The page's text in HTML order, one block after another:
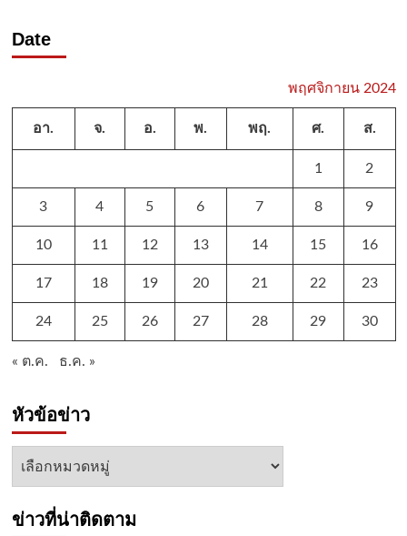
Date
พฤศจิกายน 2024
อา. จ. อ. พ. พฤ. ศ. ส.
1 2
3 4 5 6 7 8 9
10 11 12 13 14 15 16
17 18 19 20 21 22 23
24 25 26 27 28 29 30
« ต.ค. ธ.ค. »
หัวข้อข่าว
หัวข้อ
ข่าวที่น่าติดตาม